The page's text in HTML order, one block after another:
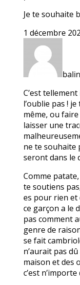
Je te souhaite
1 décembre
C’est
l’oublie pas !
même, ou
laisser une
ne te souhaite
seront dans le
Comme
te soutiens
es pour rien et
ce garçon a le
pas comment
genre de
se fait
n’aurait pas
maison et des
c’est n’importe